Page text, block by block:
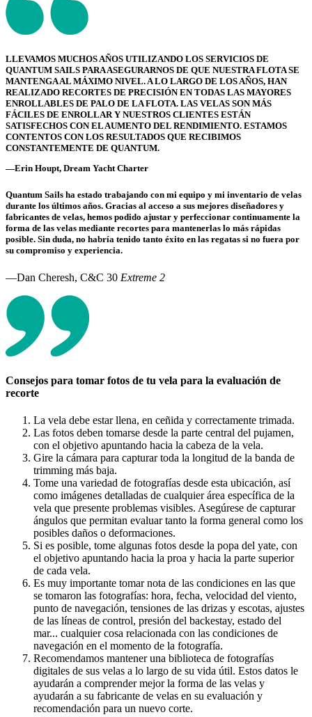
LLEVAMOS MUCHOS AÑOS UTILIZANDO LOS SERVICIOS DE
QUANTUM SAILS PARA ASEGURARNOS DE QUE NUESTRA FLOTA SE
MANTENGA AL MÁXIMO NIVEL. A LO LARGO DE LOS AÑOS, HAN
REALIZADO RECORTES DE PRECISIÓN EN TODAS LAS MAYORES
ENROLLABLES DE PALO DE LA FLOTA. LAS VELAS SON MÁS
FÁCILES DE ENROLLAR Y NUESTROS CLIENTES ESTÁN
SATISFECHOS CON EL AUMENTO DEL RENDIMIENTO. ESTAMOS
CONTENTOS CON LOS RESULTADOS QUE RECIBIMOS
CONSTANTEMENTE DE QUANTUM.
—Erin Houpt, Dream Yacht Charter
Quantum Sails ha estado trabajando con mi equipo y mi inventario de velas
durante los últimos años. Gracias al acceso a sus mejores diseñadores y
fabricantes de velas, hemos podido ajustar y perfeccionar continuamente la
forma de las velas mediante recortes para mantenerlas lo más rápidas
posible. Sin duda, no habría tenido tanto éxito en las regatas si no fuera por
su compromiso y experiencia.
—Dan Cheresh, C&C 30 Extreme 2
Consejos para tomar fotos de tu vela para la evaluación de
recorte
La vela debe estar llena, en ceñida y correctamente trimada.
Las fotos deben tomarse desde la parte central del pujamen,
con el objetivo apuntando hacia la cabeza de la vela.
Gire la cámara para capturar toda la longitud de la banda de
trimming más baja.
Tome una variedad de fotografías desde esta ubicación, así
como imágenes detalladas de cualquier área específica de la
vela que presente problemas visibles. Asegúrese de capturar
ángulos que permitan evaluar tanto la forma general como los
posibles daños o deformaciones.
Si es posible, tome algunas fotos desde la popa del yate, con
el objetivo apuntando hacia la proa y hacia la parte superior
de cada vela.
Es muy importante tomar nota de las condiciones en las que
se tomaron las fotografías: hora, fecha, velocidad del viento,
punto de navegación, tensiones de las drizas y escotas, ajustes
de las líneas de control, presión del backestay, estado del
mar... cualquier cosa relacionada con las condiciones de
navegación en el momento de la fotografía.
Recomendamos mantener una biblioteca de fotografías
digitales de sus velas a lo largo de su vida útil. Estos datos le
ayudarán a comprender mejor la forma de las velas y
ayudarán a su fabricante de velas en su evaluación y
recomendación para un nuevo corte.